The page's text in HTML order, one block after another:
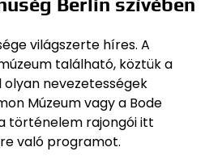
Berlin szívében
világszerte híres. A
található, köztük a
olyan nevezetességek
Múzeum vagy a Bode
történelem rajongói itt
való programot.